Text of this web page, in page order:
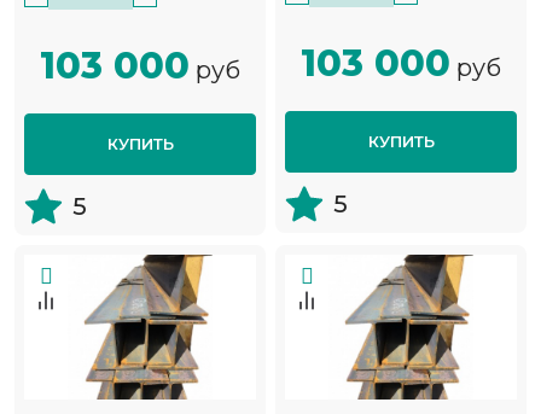
103 000 руб
КУПИТЬ
5
103 000 руб
КУПИТЬ
5